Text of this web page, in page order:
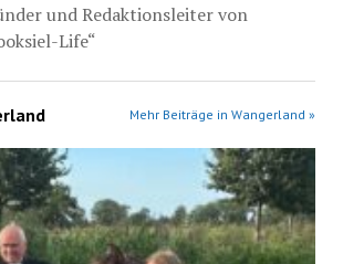
und Redaktionsleiter von
Life“
Mehr Beiträge in Wangerland »